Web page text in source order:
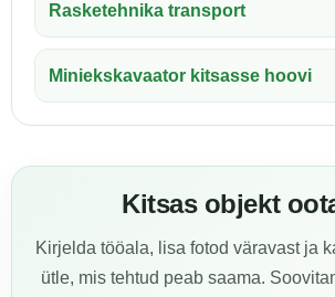
Rasketehnika transport
Miniekskavaator kitsasse hoovi
Kitsas objekt
Kirjelda tööala, lisa fotod väravast ja
ütle, mis tehtud peab saama.